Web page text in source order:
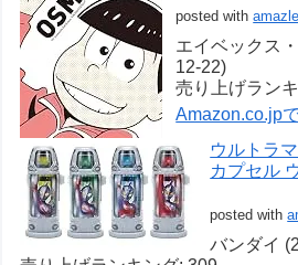
posted with
エイベックス
12-22)
売り上げラン
Amazon.co.jp
ウルトラ
カプセル
posted with
バンダイ